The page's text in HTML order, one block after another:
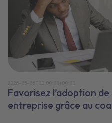
Favorisez l’adoption de
entreprise grâce au